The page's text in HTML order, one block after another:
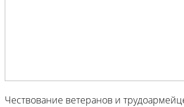
Чествование ветеранов и